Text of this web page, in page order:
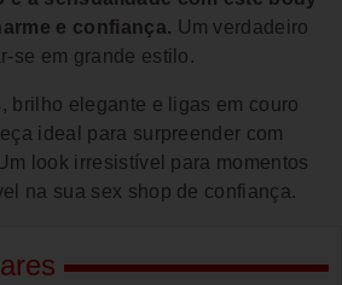
e confiança. Um verdadeiro
se em grande estilo.
brilho elegante e ligas em couro
ideal para surpreender com
look irresistível para momentos
na sua sex shop de confiança.